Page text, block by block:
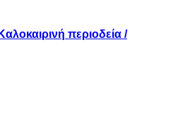
περιοδεία /